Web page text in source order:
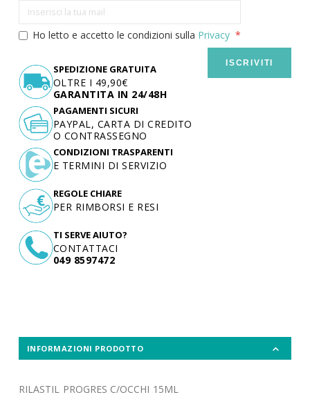
Ho letto e accetto le condizioni sulla Privacy
ISCRIVITI
SPEDIZIONE GRATUITA
OLTRE I 49,90€
GARANTITA IN 24/48H
TI SERVE AIUTO?
CONTATTACI
049 8597472
PAGAMENTI SICURI
PAYPAL, CARTA DI CREDITO
O CONTRASSEGNO
CONDIZIONI TRASPARENTI
E TERMINI DI SERVIZIO
REGOLE CHIARE
PER RIMBORSI E RESI
INFORMAZIONI PRODOTTO
RILASTIL PROGRES C/OCCHI 15ML